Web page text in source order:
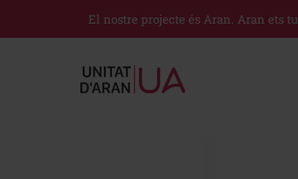
El nostre projecte és Aran. Aran ets tu